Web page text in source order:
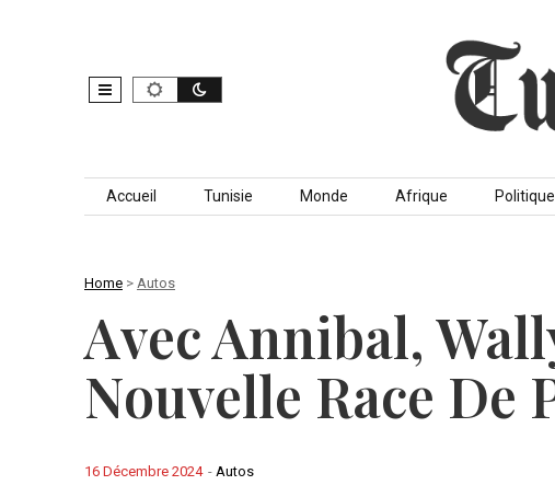
Skip to content
Accueil Tunisie Monde Afrique Politique
Home > Autos
Avec Annibal,
Nouvelle Race De
- Autos
16 Décembre 2024